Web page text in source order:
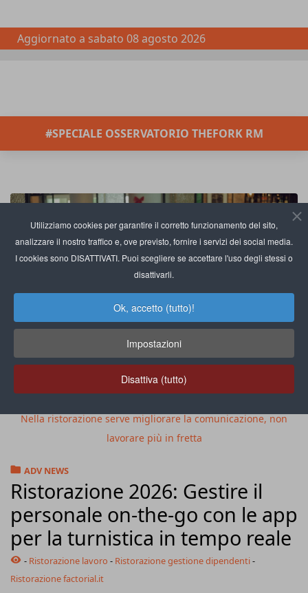
Utilizziamo cookies per garantire il corretto funzionamento del sito,
analizzare il nostro traffico e, ove previsto, fornire i servizi dei social media.
I cookies sono DISATTIVATI. Puoi scegliere se accettare l'uso degli stessi o
disattivarli.
Ok, accetto (tutto)!
Impostazioni
Disattiva (tutto)
Aggiornato a sabato 08 agosto 2026
#SPECIALE OSSERVATORIO THEFORK RM
Nella ristorazione serve migliorare la comunicazione, non
lavorare più in fretta
ADV NEWS
Ristorazione 2026: Gestire il
personale on-the-go con le app
per la turnistica in tempo reale
- Ristorazione lavoro - Ristorazione gestione dipendenti-
Ristorazione factorial.it